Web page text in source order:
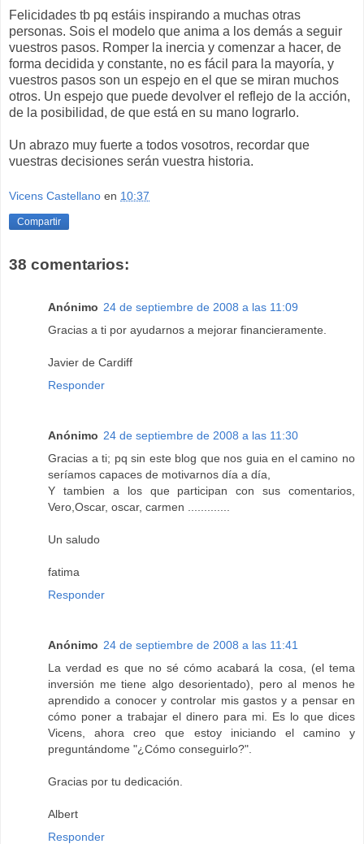
Felicidades tb pq estáis inspirando a muchas otras
personas. Sois el modelo que anima a los demás a seguir
vuestros pasos. Romper la inercia y comenzar a hacer, de
forma decidida y constante, no es fácil para la mayoría, y
vuestros pasos son un espejo en el que se miran muchos
otros. Un espejo que puede devolver el reflejo de la acción,
de la posibilidad, de que está en su mano lograrlo.
Un abrazo muy fuerte a todos vosotros, recordar que
vuestras decisiones serán vuestra historia.
Vicens Castellano en 10:37
Compartir
38 comentarios:
Anónimo 24 de septiembre de 2008 a las 11:09
Gracias a ti por ayudarnos a mejorar financieramente.
Javier de Cardiff
Responder
Anónimo 24 de septiembre de 2008 a las 11:30
Gracias a ti; pq sin este blog que nos guia en el camino no
seríamos capaces de motivarnos día a día,
Y tambien a los que participan con sus comentarios,
Vero,Oscar, oscar, carmen .............
Un saludo
fatima
Responder
Anónimo 24 de septiembre de 2008 a las 11:41
La verdad es que no sé cómo acabará la cosa, (el tema
inversión me tiene algo desorientado), pero al menos he
aprendido a conocer y controlar mis gastos y a pensar en
cómo poner a trabajar el dinero para mi. Es lo que dices
Vicens, ahora creo que estoy iniciando el camino y
preguntándome "¿Cómo conseguirlo?".
Gracias por tu dedicación.
Albert
Responder